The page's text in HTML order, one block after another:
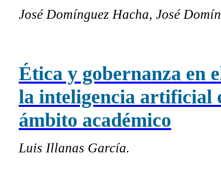
José Domínguez Hacha, José
Ética y gobernanza en
la inteligencia artificial
ámbito académico
Luis Illanas García.